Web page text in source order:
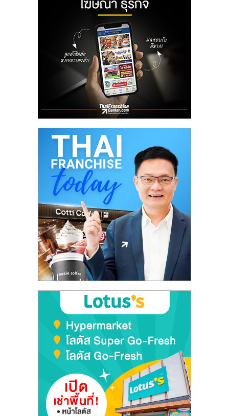
ปรึกษา
ลงทุน
และ
ขยาย
ไชส์,